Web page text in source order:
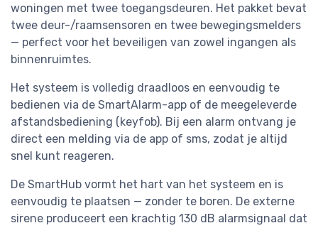
woningen met twee toegangsdeuren. Het pakket bevat
twee deur-/raamsensoren en twee bewegingsmelders
— perfect voor het beveiligen van zowel ingangen als
binnenruimtes.
Het systeem is volledig draadloos en eenvoudig te
bedienen via de SmartAlarm-app of de meegeleverde
afstandsbediening (keyfob). Bij een alarm ontvang je
direct een melding via de app of sms, zodat je altijd
snel kunt reageren.
De SmartHub vormt het hart van het systeem en is
eenvoudig te plaatsen — zonder te boren. De externe
sirene produceert een krachtig 130 dB alarmsignaal dat